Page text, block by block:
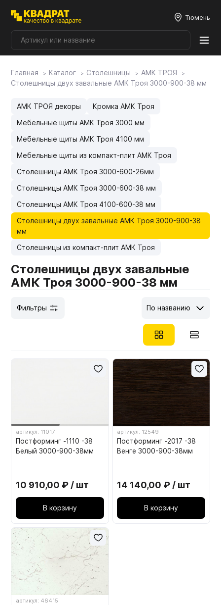
Тюмень
Плитные материалы
Фурнитура
Столешницы
Мой ЭГГЕР
Фасады
Мебельные образцы, каталоги
Главная Каталог Столешницы
АМК ТРОЯ
Столешницы двух завальные АМК Троя 3000-900-38 мм
АМК ТРОЯ декоры
Кромка АМК Троя
Мебельные щиты АМК Троя 3000 мм
Мебельные щиты АМК Троя 4100 мм
Мебельные щиты из компакт-плит АМК Троя
Столешницы АМК Троя 3000-600-26мм
Столешницы АМК Троя 3000-600-38 мм
Столешницы АМК Троя 4100-600-38 мм
Столешницы двух завальные АМК Троя 3000-900-38
мм
Столешницы из компакт-плит АМК Троя
Столешницы двух завальные
АМК Троя 3000-900-38 мм
По названию
Фильтры
артикул: 11017
Постформинг -1110 -38
Белый 3000-900-38мм
10 910,00 ₽ / шт
В корзину
артикул: 12549
Постформинг -2017 -38
Венге 3000-900-38мм
14 140,00 ₽ / шт
В корзину
артикул: 46415